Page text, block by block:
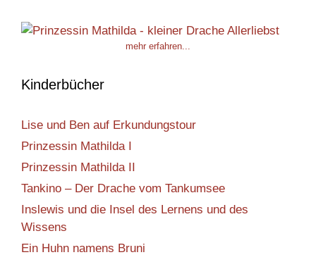
mehr erfahren...
Kinderbücher
Lise und Ben auf Erkundungstour
Prinzessin Mathilda I
Prinzessin Mathilda II
Tankino – Der Drache vom Tankumsee
Inslewis und die Insel des Lernens und des
Wissens
Ein Huhn namens Bruni